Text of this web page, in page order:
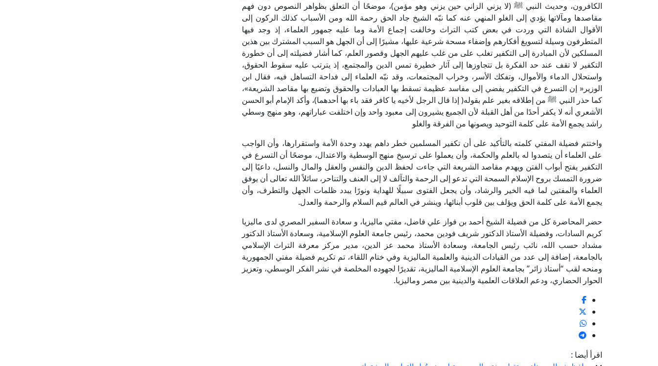
الكافرون، وحديث النبي ﷺ (لا يزني الزاني حين يزني وهو مؤمن)، موضحًا أن التعلق بظواهر النصوص دون فهم
مقاصدها ومآلاتها يؤدي إلى الغلو المنهي عنه كما نبّه الشيخ جاد الحق رحمة الله ومن الأسباب كذلك الركون إلى
الأقوال الشاذة التي وردت في بعض كتب التراث وخالفت إجماع الأمة وما عليه جمهور العلماء، إذ وجد فيها
المتطرفون وسيلة لتسويغ أفكارهم وإضفاء مسحة شرعية عليها، مشيرًا إلى أن الجهل هو السبب المشترك بين هذين
المسلكين لأن المبادرة إلى التكفير تغلب على من غلب عليهم الجهل وقصور العلم، كما أشار فضيلته إلى أن خطورة
التكفير لا تقف عند حد الفكرة بل تتجاوزها إلى آثار خطيرة تمس الدين والمجتمع، إذ يترتب عليه سقوط الحقوق،
واستحلال الدماء والأموال، وتفكك الأسر، وخراب المجتمعات، وقد نبّه العلماء إلى فداحة التساهل فيه، فقال ابن
الوزير« إن التسرع في التكفير يفضي إلى مفاسد عظيمة تسقط بها العبادات والحقوق وتضيع بها مقاصد الشريعة»،
كما حذر النبي ﷺ من إطلاقه بغير علم بقوله( إذا قال الرجل لأخيه يا كافر فقد باء بها أحدهما)، وأكد الإمام أبو الحسن
الأشعري أنه لا يكفر أحدًا من أهل القبلة لأن الجميع يشيرون إلى معبود واحد وإن اختلفت عباراتهم، وهو منهج وسطي
راشد يجمع الأمة على كلمة التوحيد ويصونها من الفرقة والغلو
واختتم فضيلة المفتي كلمته بالتأكيد على أن تكفير المسلمين خطر داهم يهدد وحدة الأمة واستقرارها، وأن الواجب
على العلماء أن يتصدوا له بالعلم والحكمة، وأن يعملوا على ترسيخ منهج الوسطية والاعتدال، موضحًا أن التسرع في
التكفير يفتح أبواب الفتن ويهدم مقاصد الشريعة التي جاءت لحفظ الدين والنفس والعقل والمال والنسل، داعيًا إلى
ضرورة التمسك بروح الإسلام السمحة التي تدعو إلى الرحمة والتآلف لا إلى العنف والتناحر، سائلاً الله تعالى أن يوفق
العلماء والمفتين لما فيه الخير والرشاد، وأن يجعل الفتوى سبيلًا للهداية ونورًا يبدد ظلمات الجهل والتطرف، وأن
يجمع الأمة على كلمة الحق ويؤلف بين قلوب أبنائها، وينشر في العالم قيم السلام والرحمة والعدل.
حضر المحاضرة كل من فضيلة الشيخ أحمد بن فواز علي فاضل، مفتي ماليزيا، و سعادة السفير المصري لدى ماليزيا
كريم السادات، وفضيلة الأستاذ الدكتور شريف فودين محمد، رئيس جامعة العلوم الإسلامية، وسعادة الأستاذ الدكتور
مشداد حسب الله، نائب رئيس الجامعة، وسعادة الأستاذ محمد عز الدين، مدير مركز معرفة التراث الإسلامي
بالجامعة، إضافة إلى عدد من القيادات الدينية والعلمية الماليزية وفي ختام اللقاء، تم تكريم فضيلة مفتي الجمهورية
ومنحه لقب “أستاذ زائر” بجامعة العلوم الإسلامية الماليزية، تقديرًا لجهوده المخلصة في نشر الفكر الوسطي، وتعزيز
الحوار الحضاري، ودعم العلاقات العلمية والدينية بين مصر وماليزيا.
اقرأ أيضا :